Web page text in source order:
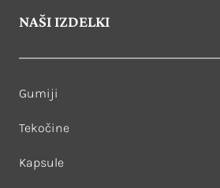
NAŠI IZDELKI
Gumiji
Tekočine
Kapsule